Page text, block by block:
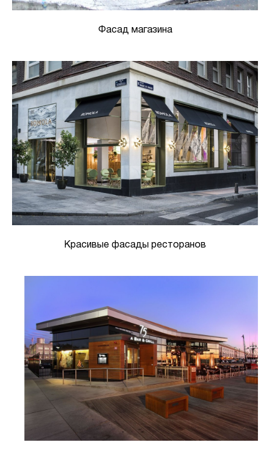
Фасад магазина
Красивые фасады ресторанов